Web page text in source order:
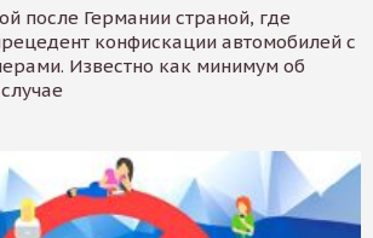
после Германии страной, где
конфискации автомобилей с
Известно как минимум об